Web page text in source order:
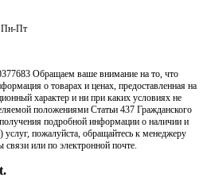
Пн-Пт
Обращаем ваше внимание на то, что
о товарах и ценах, предоставленная на
характер и ни при каких условиях не
положениями Статьи 437 Гражданского
подробной информации о наличии и
пожалуйста, обращайтесь к менеджеру
или по электронной почте.